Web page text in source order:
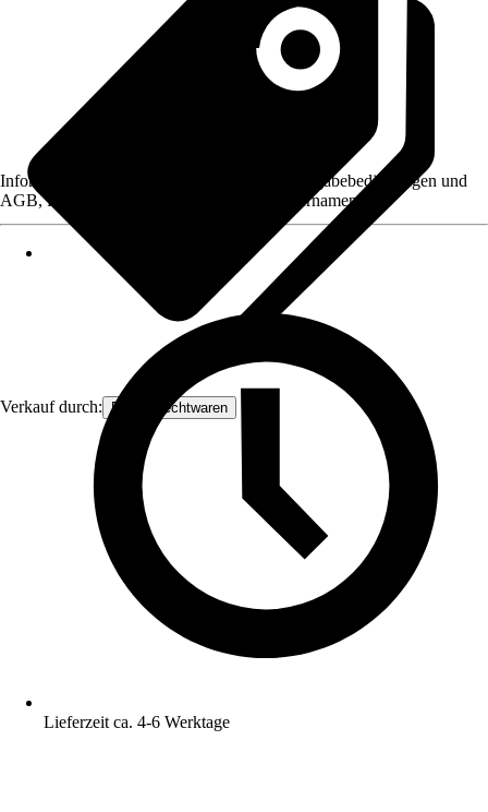
Verkauf durch: Frank Flechtwaren
Informationen des Verkäufers, wie z. B. Rückgabebedingungen und
AGB, finden Sie bei Klick auf den Verkäufernamen.
Lieferzeit ca. 4-6 Werktage